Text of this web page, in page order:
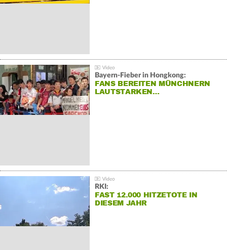
Bayern-Fieber in Hongkong:
FANS BEREITEN MÜNCHNERN
LAUTSTARKEN…
RKI:
FAST 12.000 HITZETOTE IN
DIESEM JAHR